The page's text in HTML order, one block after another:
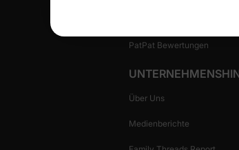
PatPat Bewertungen
Über Uns
Medienberichte